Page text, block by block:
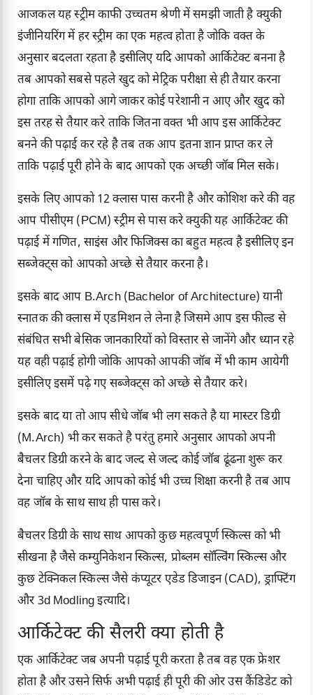
आजकल यह स्ट्रीम काफी उच्चतम श्रेणी में समझी जाती है क्युकी
इंजीनियरिंग में हर स्ट्रीम का एक महत्व होता है जोकि वक्त के
अनुसार बदलता रहता है इसीलिए यदि आपको आर्किटेक्ट बनना है
तब आपको सबसे पहले खुद को मेट्रिक परीक्षा से ही तैयार करना
होगा ताकि आपको आगे जाकर कोई परेशानी न आए और खुद को
इस तरह से तैयार करे ताकि जितना वक्त भी आप इस आर्किटेक्ट
बनने की पढ़ाई कर रहे है तब तक आप इतना ज्ञान प्राप्त कर ले
ताकि पढ़ाई पूरी होने के बाद आपको एक अच्छी जॉब मिल सके।
इसके लिए आपको 12 क्लास पास करनी है और कोशिश करे की वह
आप पीसीएम (PCM) स्ट्रीम से पास करे क्युकी यह आर्किटेक्ट की
पढ़ाई में गणित, साइंस और फिजिक्स का बहुत महत्व है इसीलिए इन
सब्जेक्ट्स को आपको अच्छे से तैयार करना है।
इसके बाद आप B.Arch (Bachelor of Architecture) यानी
स्नातक की क्लास में एडमिशन ले लेना है जिसमे आप इस फील्ड से
संबंधित सभी बेसिक जानकारियों को विस्तार से जानेंगे और ध्यान रहे
यह वही पढ़ाई होगी जोकि आपको आपकी जॉब में भी काम आयेगी
इसीलिए इसमें पढ़े गए सब्जेक्ट्स को अच्छे से तैयार करे।
इसके बाद या तो आप सीधे जॉब भी लग सकते है या मास्टर डिग्री
(M.Arch) भी कर सकते है परंतु हमारे अनुसार आपको अपनी
बैचलर डिग्री करने के बाद जल्द से जल्द कोई जॉब ढूंढना शुरू कर
देना चाहिए और यदि आपको कोई भी उच्च शिक्षा करनी है तब आप
वह जॉब के साथ साथ ही पास करे।
बैचलर डिग्री के साथ साथ आपको कुछ महत्वपूर्ण स्किल्स को भी
सीखना है जैसे कम्युनिकेशन स्किल्स, प्रोब्लम सॉल्विंग स्किल्स और
कुछ टेक्निकल स्किल्स जैसे कंप्यूटर एडेड डिजाइन (CAD), ड्राफ्टिंग
और 3d Modling इत्यादि।
आर्किटेक्ट की सैलरी क्या होती है
एक आर्किटेक्ट जब अपनी पढ़ाई पूरी करता है तब वह एक फ्रेशर
होता है और उसने सिर्फ अभी पढ़ाई ही पूरी की ओर उस कैंडिडेट को